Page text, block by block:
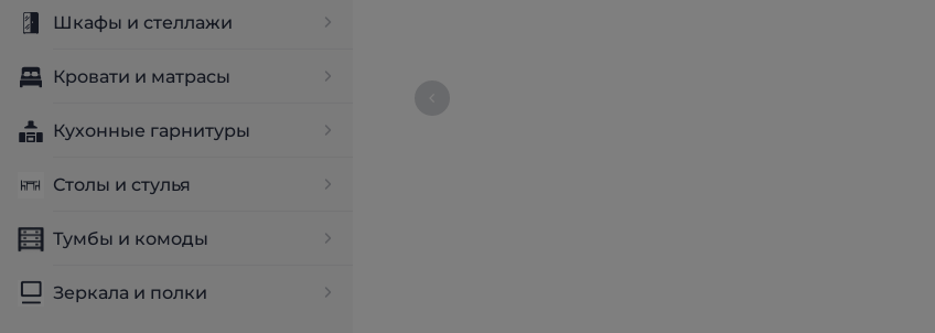
Шкафы и стеллажи
Кровати и матрасы
Кухонные гарнитуры
Столы и стулья
Тумбы и комоды
Зеркала и полки